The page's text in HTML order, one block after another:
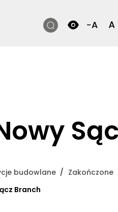
Szukaj
budowlane
Zakończone
Branch